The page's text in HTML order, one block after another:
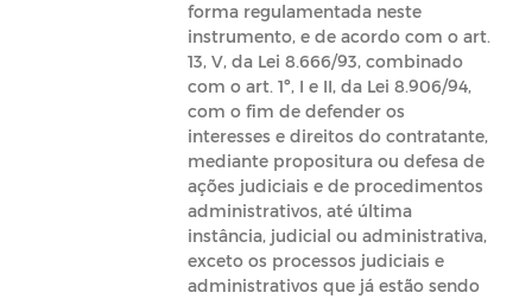
forma regulamentada neste
instrumento, e de acordo com o art.
13, V, da Lei 8.666/93, combinado
com o art. 1º, I e II, da Lei 8.906/94,
com o fim de defender os
interesses e direitos do contratante,
mediante propositura ou defesa de
ações judiciais e de procedimentos
administrativos, até última
instância, judicial ou administrativa,
exceto os processos judiciais e
administrativos que já estão sendo